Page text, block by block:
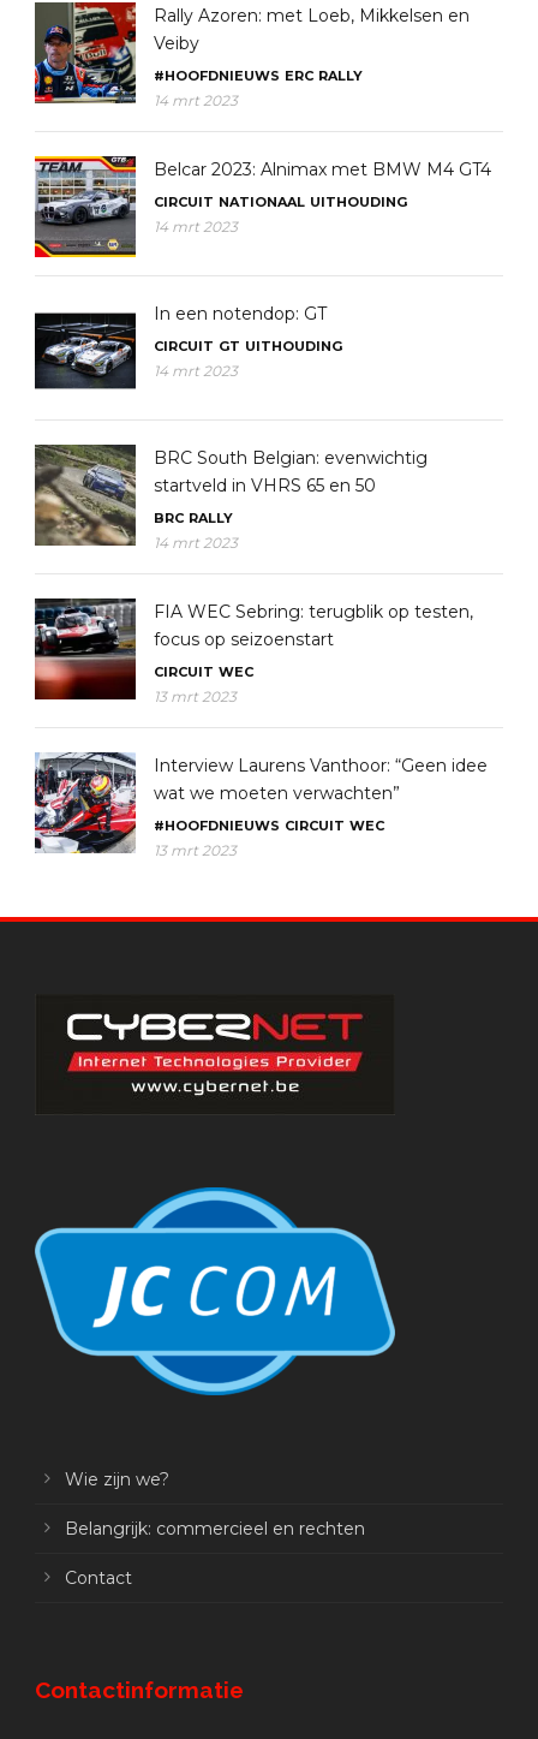
Rally Azoren: met Loeb, Mikkelsen en
Veiby
#HOOFDNIEUWS ERC RALLY
14 mrt 2023
Belcar 2023: Alnimax met BMW M4 GT4
CIRCUIT NATIONAAL UITHOUDING
14 mrt 2023
In een notendop: GT
CIRCUIT GT UITHOUDING
14 mrt 2023
BRC South Belgian: evenwichtig
startveld in VHRS 65 en 50
BRC RALLY
14 mrt 2023
FIA WEC Sebring: terugblik op testen,
focus op seizoenstart
CIRCUIT WEC
13 mrt 2023
Interview Laurens Vanthoor: “Geen idee
wat we moeten verwachten”
#HOOFDNIEUWS CIRCUIT WEC
13 mrt 2023
Wie zijn we?
Belangrijk: commercieel en rechten
Contact
Contactinformatie